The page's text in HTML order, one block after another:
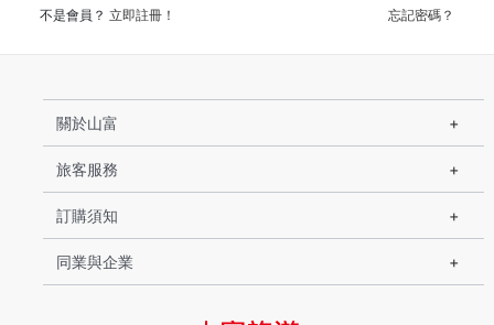
不是會員？ 立即註冊！ 忘記密碼？
關於山富
旅客服務
訂購須知
同業與企業